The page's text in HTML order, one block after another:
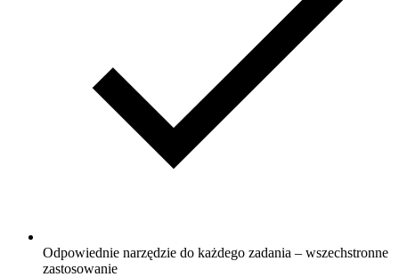
Odpowiednie narzędzie do każdego zadania – wszechstronne
zastosowanie